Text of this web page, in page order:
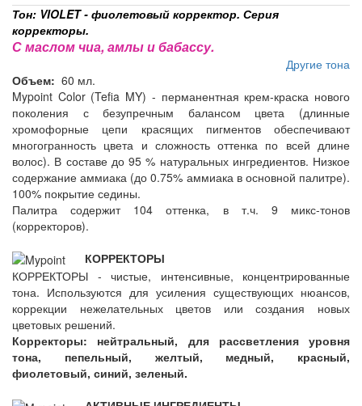
Тон: VIOLET - фиолетовый корректор. Серия
корректоры.
С маслом чиа, амлы и бабассу.
Другие тона
Объем: 60 мл.
Mypoint Color (Tefia MY) - перманентная крем-краска нового
поколения с безупречным балансом цвета (длинные
хромофорные цепи красящих пигментов обеспечивают
многогранность цвета и сложность оттенка по всей длине
волос). В составе до 95 % натуральных ингредиентов. Низкое
содержание аммиака (до 0.75% аммиака в основной палитре).
100% покрытие седины.
Палитра содержит 104 оттенка, в т.ч. 9 микс-тонов
(корректоров).
КОРРЕКТОРЫ
КОРРЕКТОРЫ - чистые, интенсивные, концентрированные
тона. Используются для усиления существующих нюансов,
коррекции нежелательных цветов или создания новых
цветовых решений.
Корректоры: нейтральный, для рассветления уровня
тона, пепельный, желтый, медный, красный,
фиолетовый, синий, зеленый.